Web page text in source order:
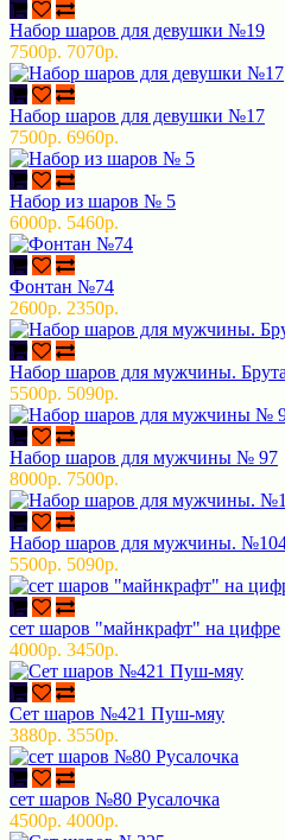
Набор шаров для девушки №19
7500р. 7070р.
Набор шаров для девушки №17
7500р. 6960р.
Набор из шаров № 5
6000р. 5460р.
Фонтан №74
2600р. 2350р.
Набор шаров для мужчины.
5500р. 5090р.
Набор шаров для мужчины № 97
8000р. 7500р.
Набор шаров для мужчины.
5500р. 5090р.
сет шаров "майнкрафт" на цифре
4000р. 3450р.
Сет шаров №421 Пуш-мяу
3880р. 3550р.
сет шаров №80 Русалочка
4500р. 4000р.